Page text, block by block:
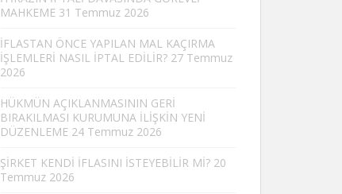
MAHKEME 31 Temmuz 2026
İFLASTAN ÖNCE YAPILAN MAL KAÇIRMA
İŞLEMLERİ NASIL İPTAL EDİLİR? 27 Temmuz
2026
HÜKMÜN AÇIKLANMASININ GERİ
BIRAKILMASI KURUMUNA İLİŞKİN YENİ
DÜZENLEME 24 Temmuz 2026
ŞİRKET KENDİ İFLASINI İSTEYEBİLİR Mİ? 20
Temmuz 2026